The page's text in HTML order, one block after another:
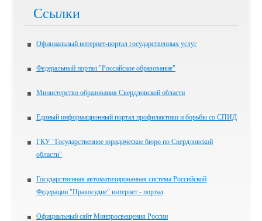
Ссылки
Официальный интернет-портал государственных услуг
Федеральный портал "Российское образование"
Министерство образования Свердловской области
Единый информационный портал профилактики и борьбы со СПИД
ГКУ "Государственное юридическое бюро по Свердловской
области"
Государственная автоматизированная система Российской
Федерации "Правосудие" интернет - портал
Официальный сайт Минпросвещения России